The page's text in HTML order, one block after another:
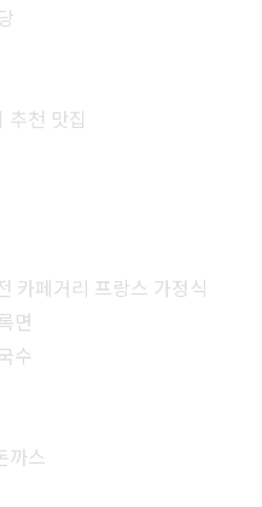
추천 맛집
카페거리 프랑스 가정식
면
수
까스